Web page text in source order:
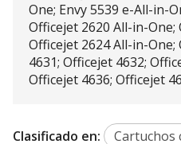
One; Envy 5539 e-All-in-
Officejet 2620 All-in-
Officejet 2624 All-in-
4631; Officejet 4632;
Officejet 4636; Officejet
Clasificado en: Cartuchos